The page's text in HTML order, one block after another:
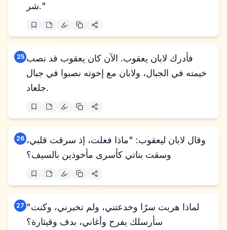
شر."
25 فأدرك لابان يعقوب. الآن كان يعقوب قد نصب
خيمته في الجبال، ولابان مع إخوته نصبوا في جبال
جلعاد.
26 وقال لابان ليعقوب: "ماذا فعلت، إذ سرقت قلبي،
وسقت بناتي كأسرى مأخوذين بالسيف؟
27 "لماذا هربت سرًا وخدعتني، ولم تخبرني، وكنت
سأرسلك بفرح وأغاني، بدف وقيثارة؟